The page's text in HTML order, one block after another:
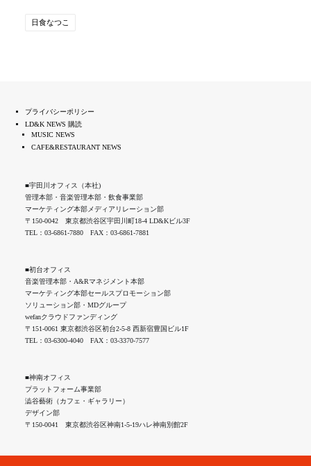
日食なつこ
プライバシーポリシー
LD&K NEWS 購読
MUSIC NEWS
CAFE&RESTAURANT NEWS
■宇田川オフィス（本社)
管理本部・音楽管理本部・飲食事業部
マーケティング本部メディアリレーション部
〒150-0042 東京都渋谷区宇田川町18-4 LD&Kビル3F
TEL：03-6861-7880 FAX：03-6861-7881
■初台オフィス
音楽管理本部・A&Rマネジメント本部
マーケティング本部セールスプロモーション部
ソリューション部・MDグループ
wefanクラウドファンディング
〒151-0061 東京都渋谷区初台2-5-8 西新宿豊国ビル1F
TEL：03-6300-4040 FAX：03-3370-7577
■神南オフィス
プラットフォーム事業部
澁谷藝術（カフェ・ギャラリー）
デザイン部
〒150-0041 東京都渋谷区神南1-5-19ハレ神南別館2F